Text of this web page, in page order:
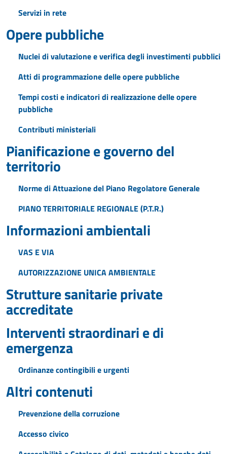
Servizi in rete
Opere pubbliche
Nuclei di valutazione e verifica degli investimenti pubblici
Atti di programmazione delle opere pubbliche
Tempi costi e indicatori di realizzazione delle opere
pubbliche
Contributi ministeriali
Pianificazione e governo del
territorio
Norme di Attuazione del Piano Regolatore Generale
PIANO TERRITORIALE REGIONALE (P.T.R.)
Informazioni ambientali
VAS E VIA
AUTORIZZAZIONE UNICA AMBIENTALE
Strutture sanitarie private
accreditate
Interventi straordinari e di
emergenza
Ordinanze contingibili e urgenti
Altri contenuti
Prevenzione della corruzione
Accesso civico